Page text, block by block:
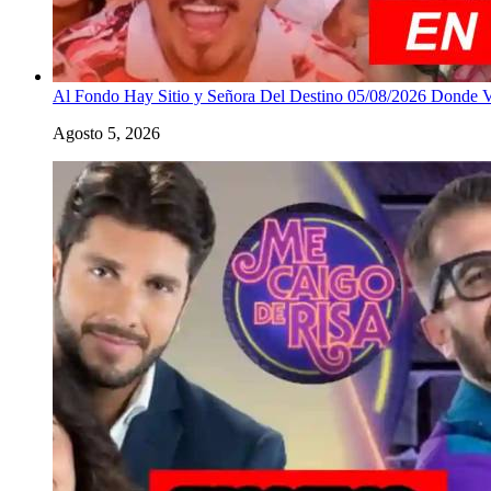
Al Fondo Hay Sitio y Señora Del Destino 05/08/2026 Donde
Agosto 5, 2026